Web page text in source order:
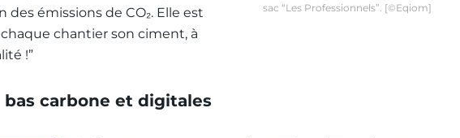
sac “Les Professionnels”. [©Eqiom]
émissions de CO₂. Elle est
chantier son ciment, à
!”
carbone et digitales